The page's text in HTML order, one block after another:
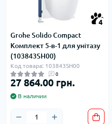
4
Grohe Solido Compact
Комплект 5-в-1 для унітазу
(103843SH00)
Код товара: 103843SH00
0
27 864.00 грн.
В наличии